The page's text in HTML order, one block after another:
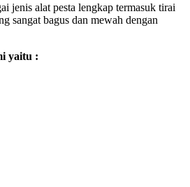
jenis alat pesta lengkap termasuk tirai
sangat bagus dan mewah dengan
yaitu :